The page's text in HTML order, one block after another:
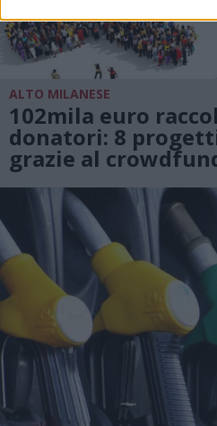
ALTO MILANESE
102mila euro
donatori: 8
grazie al